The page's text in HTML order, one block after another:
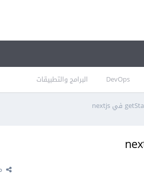
DevOps البرامج والتطبيقات